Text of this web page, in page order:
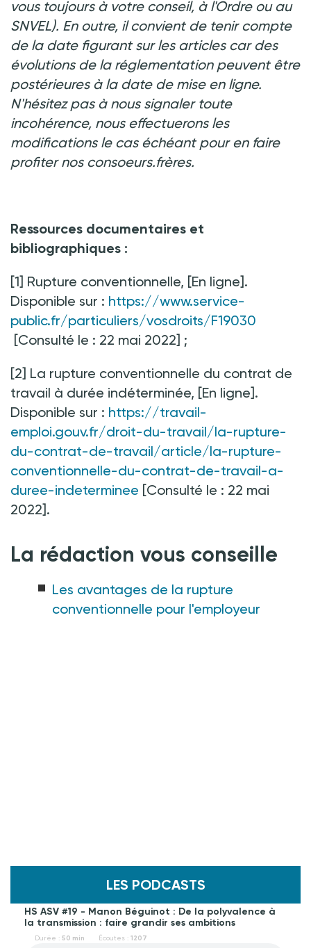
vous toujours à votre conseil, à l'Ordre ou au
SNVEL). En outre, il convient de tenir compte
de la date figurant sur les articles car des
évolutions de la réglementation peuvent être
postérieures à la date de mise en ligne.
N'hésitez pas à nous signaler toute
incohérence, nous effectuerons les
modifications le cas échéant pour en faire
profiter nos consoeurs.frères.
Ressources documentaires et
bibliographiques :
[1] Rupture conventionnelle, [En ligne].
Disponible sur : https://www.service-
public.fr/particuliers/vosdroits/F19030
[Consulté le : 22 mai 2022] ;
[2] La rupture conventionnelle du contrat de
travail à durée indéterminée, [En ligne].
Disponible sur : https://travail-
emploi.gouv.fr/droit-du-travail/la-rupture-
du-contrat-de-travail/article/la-rupture-
conventionnelle-du-contrat-de-travail-a-
duree-indeterminee [Consulté le : 22 mai
2022].
La rédaction vous conseille
Les avantages de la rupture
conventionnelle pour l'employeur
LES PODCASTS
HS ASV #19 - Manon Béguinot : De la polyvalence à
la transmission : faire grandir ses ambitions
Durée : 50 min Écoutes : 1207